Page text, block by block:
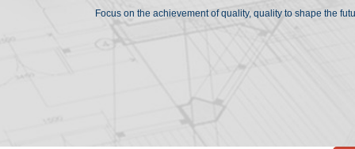
Focus on the achievement of quality, quality to shape the